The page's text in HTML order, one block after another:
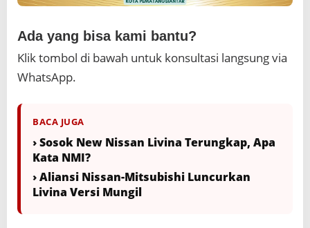
Ada yang bisa kami bantu?
Klik tombol di bawah untuk konsultasi langsung via
WhatsApp.
BACA JUGA
› Sosok New Nissan Livina Terungkap, Apa
Kata NMI?
› Aliansi Nissan-Mitsubishi Luncurkan
Livina Versi Mungil